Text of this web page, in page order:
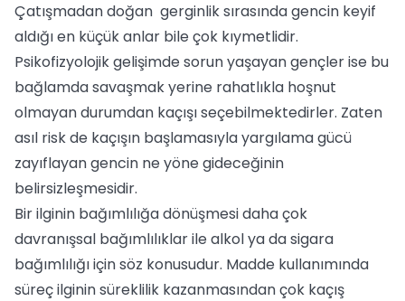
Çatışmadan doğan gerginlik sırasında gencin keyif
aldığı en küçük anlar bile çok kıymetlidir.
Psikofizyolojik gelişimde sorun yaşayan gençler ise bu
bağlamda savaşmak yerine rahatlıkla hoşnut
olmayan durumdan kaçışı seçebilmektedirler. Zaten
asıl risk de kaçışın başlamasıyla yargılama gücü
zayıflayan gencin ne yöne gideceğinin
belirsizleşmesidir.
Bir ilginin bağımlılığa dönüşmesi daha çok
davranışsal bağımlılıklar ile alkol ya da sigara
bağımlılığı için söz konusudur. Madde kullanımında
süreç ilginin süreklilik kazanmasından çok kaçış